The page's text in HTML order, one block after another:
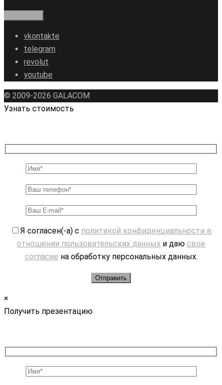
vkontakte
telegram
revolut
youtube
© 2009-2026 GALAСOM
Узнать стоимость
Я согласен(-а) с политикой конфиденциальности в
отношении пользовательских данных и даю свое
согласие на обработку персональных данных.
×
Получить презентацию